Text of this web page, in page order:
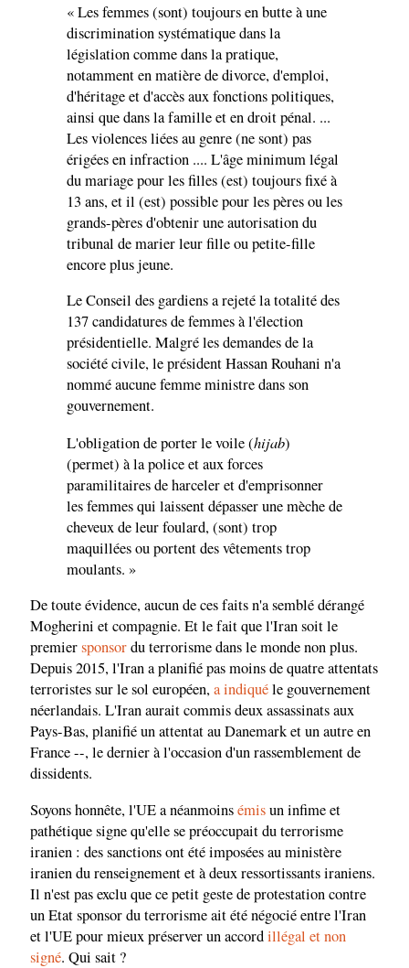
« Les femmes (sont) toujours en butte à une
discrimination systématique dans la
législation comme dans la pratique,
notamment en matière de divorce, d'emploi,
d'héritage et d'accès aux fonctions politiques,
ainsi que dans la famille et en droit pénal. ...
Les violences liées au genre (ne sont) pas
érigées en infraction .... L'âge minimum légal
du mariage pour les filles (est) toujours fixé à
13 ans, et il (est) possible pour les pères ou les
grands-pères d'obtenir une autorisation du
tribunal de marier leur fille ou petite-fille
encore plus jeune.
Le Conseil des gardiens a rejeté la totalité des
137 candidatures de femmes à l'élection
présidentielle. Malgré les demandes de la
société civile, le président Hassan Rouhani n'a
nommé aucune femme ministre dans son
gouvernement.
L'obligation de porter le voile (hijab)
(permet) à la police et aux forces
paramilitaires de harceler et d'emprisonner
les femmes qui laissent dépasser une mèche de
cheveux de leur foulard, (sont) trop
maquillées ou portent des vêtements trop
moulants. »
De toute évidence, aucun de ces faits n'a semblé dérangé
Mogherini et compagnie. Et le fait que l'Iran soit le
premiersponsordu terrorisme dans le monde non plus.
Depuis 2015, l'Iran a planifié pas moins de quatre attentats
terroristes sur le sol européen,a indiquéle gouvernement
néerlandais. L'Iran aurait commis deux assassinats aux
Pays-Bas, planifié un attentat au Danemark et un autre en
France --, le dernier à l'occasion d'un rassemblement de
dissidents.
Soyons honnête, l'UE a néanmoinsémisun infime et
pathétique signe qu'elle se préoccupait du terrorisme
iranien : des sanctions ont été imposées au ministère
iranien du renseignement et à deux ressortissants iraniens.
Il n'est pas exclu que ce petit geste de protestation contre
un Etat sponsor du terrorisme ait été négocié entre l'Iran
et l'UE pour mieux préserver un accordillégal et non
signé. Qui sait ?